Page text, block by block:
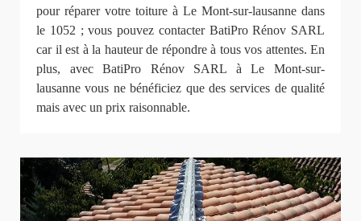
pour réparer votre toiture à Le Mont-sur-lausanne dans
le 1052 ; vous pouvez contacter BatiPro Rénov SARL
car il est à la hauteur de répondre à tous vos attentes. En
plus, avec BatiPro Rénov SARL à Le Mont-sur-
lausanne vous ne bénéficiez que des services de qualité
mais avec un prix raisonnable.